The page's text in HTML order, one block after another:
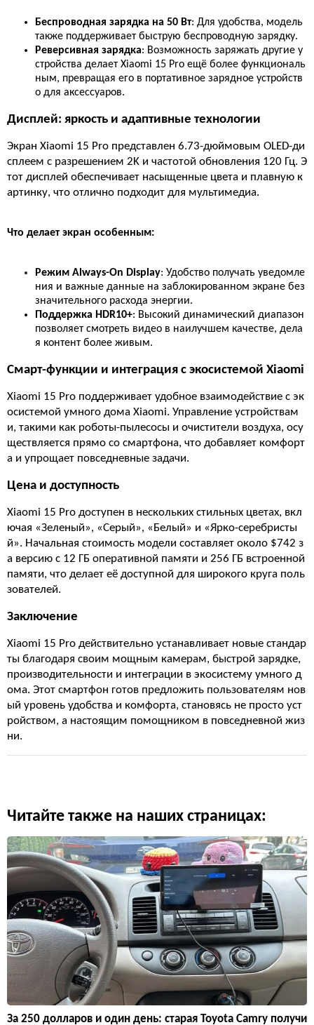
Беспроводная зарядка на 50 Вт: Для удобства, модель
также поддерживает быструю беспроводную зарядку.
Реверсивная зарядка: Возможность заряжать другие у
стройства делает Xiaomi 15 Pro ещё более функциональ
ным, превращая его в портативное зарядное устройств
о для аксессуаров.
Дисплей: яркость и адаптивные технологии
Экран Xiaomi 15 Pro представлен 6.73-дюймовым OLED-ди
сплеем с разрешением 2K и частотой обновления 120 Гц. Э
тот дисплей обеспечивает насыщенные цвета и плавную к
артинку, что отлично подходит для мультимедиа.
Что делает экран особенным:
Режим Always-On Display: Удобство получать уведомле
ния и важные данные на заблокированном экране без
значительного расхода энергии.
Поддержка HDR10+: Высокий динамический диапазон
позволяет смотреть видео в наилучшем качестве, дела
я контент более живым.
Смарт-функции и интеграция с экосистемой Xiaomi
Xiaomi 15 Pro поддерживает удобное взаимодействие с эк
осистемой умного дома Xiaomi. Управление устройствам
и, такими как роботы-пылесосы и очистители воздуха, осу
ществляется прямо со смартфона, что добавляет комфорт
а и упрощает повседневные задачи.
Цена и доступность
Xiaomi 15 Pro доступен в нескольких стильных цветах, вкл
ючая «Зеленый», «Серый», «Белый» и «Ярко-серебристы
й». Начальная стоимость модели составляет около $742 з
а версию с 12 ГБ оперативной памяти и 256 ГБ встроенной
памяти, что делает её доступной для широкого круга поль
зователей.
Заключение
Xiaomi 15 Pro действительно устанавливает новые стандар
ты благодаря своим мощным камерам, быстрой зарядке,
производительности и интеграции в экосистему умного д
ома. Этот смартфон готов предложить пользователям нов
ый уровень удобства и комфорта, становясь не просто уст
ройством, а настоящим помощником в повседневной жиз
ни.
Читайте также на наших страницах:
За 250 долларов и один день: старая Toyota Camry получи